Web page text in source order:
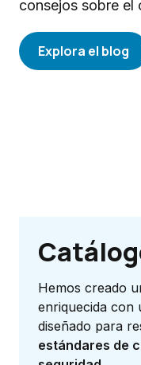
consejos sobre el
Explora el blog
Hemos creado
enriquecida con
diseñado para
estándares de